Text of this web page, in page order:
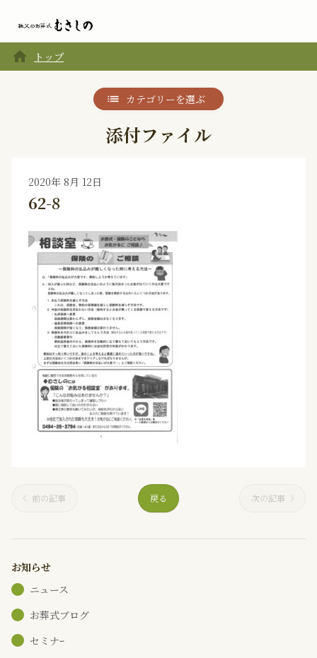
home トップ
カテゴリーを選ぶ
添付ファイル
2020年 8月 12日
62-8
前の記事 戻る 次の記事
お知らせ
ニュース
お葬式ブログ
セミナｰ